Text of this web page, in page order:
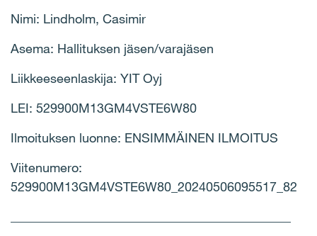
Nimi: Lindholm, Casimir
Asema: Hallituksen jäsen/varajäsen
Liikkeeseenlaskija: YIT Oyj
LEI: 529900M13GM4VSTE6W80
Ilmoituksen luonne: ENSIMMÄINEN ILMOITUS
Viitenumero:
529900M13GM4VSTE6W80_20240506095517_82